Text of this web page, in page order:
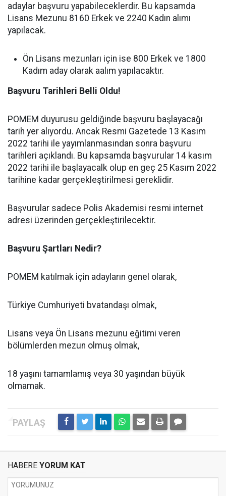
adaylar başvuru yapabileceklerdir. Bu kapsamda
Lisans Mezunu 8160 Erkek ve 2240 Kadın alımı
yapılacak.
Ön Lisans mezunları için ise 800 Erkek ve 1800
Kadım aday olarak aalım yapılacaktır.
Başvuru Tarihleri Belli Oldu!
POMEM duyurusu geldiğinde başvuru başlayacağı
tarih yer alıyordu. Ancak Resmi Gazetede 13 Kasım
2022 tarihi ile yayımlanmasından sonra başvuru
tarihleri açıklandı. Bu kapsamda başvurular 14 kasım
2022 tarihi ile başlayacalk olup en geç 25 Kasım 2022
tarihine kadar gerçekleştirilmesi gereklidir.
Başvurular sadece Polis Akademisi resmi internet
adresi üzerinden gerçekleştirilecektir.
Başvuru Şartları Nedir?
POMEM katılmak için adayların genel olarak,
Türkiye Cumhuriyeti bvatandaşı olmak,
Lisans veya Ön Lisans mezunu eğitimi veren
bölümlerden mezun olmuş olmak,
18 yaşını tamamlamış veya 30 yaşından büyük
olmamak.
HABERE YORUM KAT